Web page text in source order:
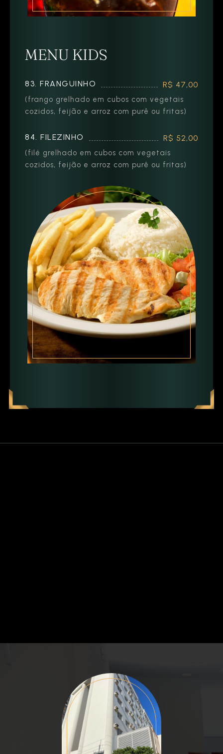
MENU KIDS
83. FRANGUINHO R$ 47,00
(frango grelhado em cubos com vegetais
cozidos, feijão e arroz com purê ou fritas)
84. FILEZINHO R$ 52,00
(filé grelhado em cubos com vegetais
cozidos, feijão e arroz com purê ou fritas)